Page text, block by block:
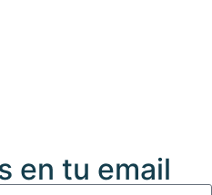
en tu email